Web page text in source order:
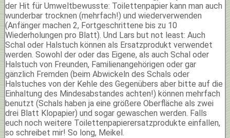
der Hit für Umweltbewusste: Toilettenpapier kann man auch
wunderbar trocknen (mehrfach!) und wiederverwenden
(Anfänger machen 2, Fortgeschrittene bis zu 10
Wiederholungen pro Blatt). Und Lars but not least: Auch
Schal oder Halstuch können als Ersatzprodukt verwendet
werden. Sowohl der oder das Eigene, als auch Schal oder
Halstuch von Freunden, Familienangehörigen oder gar
gänzlich Fremden (beim Abwickeln des Schals oder
Halstuches von der Kehle des Gegenübers aber bitte auf die
Einhaltung des Mindesabstandes achten!) können mehrfach
benutzt (Schals haben ja eine größere Oberfläche als zwei
drei Blatt Klopapier) und sogar gewaschen werden. Falls
euch noch weitere Toilettenpapierersatzprodukte einfallen,
so schreibet mir! So long, Meikel.